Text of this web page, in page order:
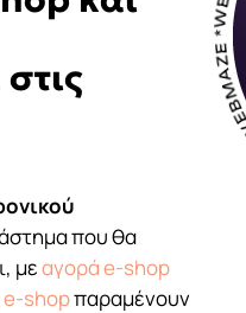
που θα
μεαγορά e-shop
e-shopπαραμένουν